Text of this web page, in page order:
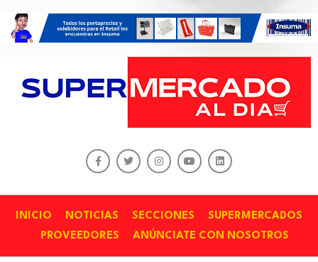
INICIO NOTICIAS SECCIONES
SUPERMERCADOS
PROVEEDORES
ANÚNCIATE CON NOSOTROS